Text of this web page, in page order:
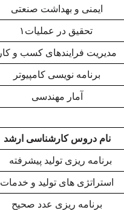
ایمنی و بهداشت صنعتی
تحقیق در عملیات ۱
مدیریت فرایندهای کسب و کار
برنامه نویسی کامپیوتر
آمار مهندسی
نام دروس کارشناسی ارشد
برنامه ریزی تولید پیشرفته
استراتژی های تولید و خدمات
برنامه ریزی عدد صحیح